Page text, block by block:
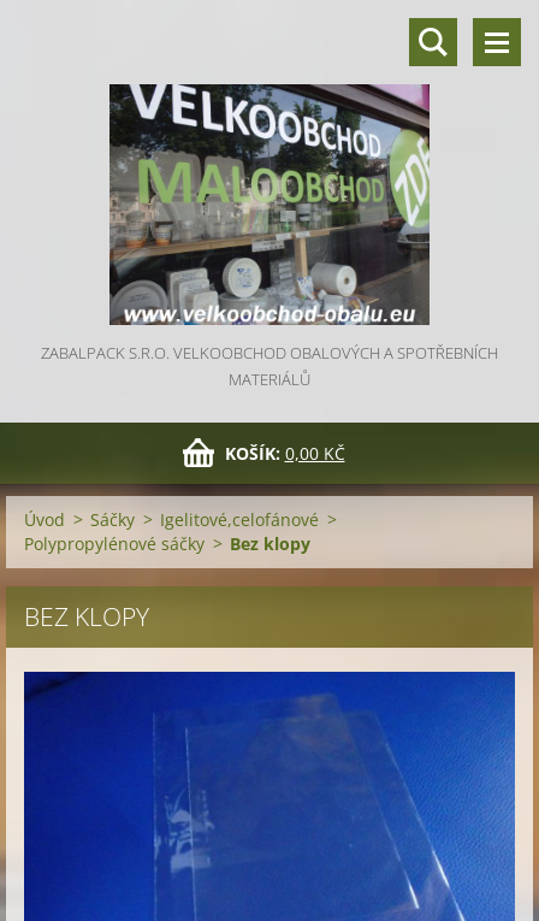
ZABALPACK S.R.O. VELKOOBCHOD OBALOVÝCH A SPOTŘEBNÍCH
MATERIÁLŮ
KOŠÍK: 0,00 KČ
Úvod > Sáčky > Igelitové,celofánové >
Polypropylénové sáčky > Bez klopy
BEZ KLOPY